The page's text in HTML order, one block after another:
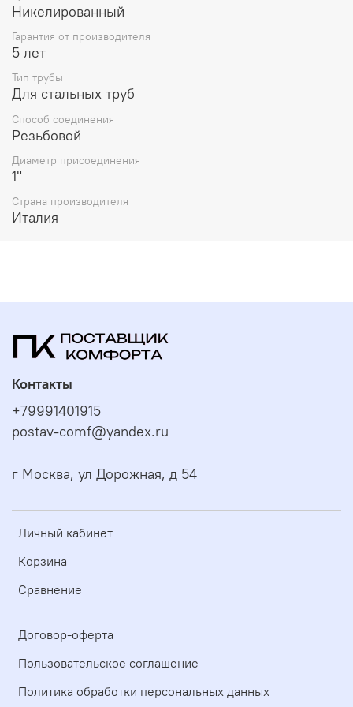
Никелированный
Гарантия от производителя
5 лет
Тип трубы
Для стальных труб
Способ соединения
Резьбовой
Диаметр присоединения
1"
Страна производителя
Италия
Личный кабинет
Корзина
Сравнение
Договор-оферта
Пользовательское соглашение
Политика обработки персональных данных
Контакты
+79991401915
postav-comf@yandex.ru
г Москва, ул Дорожная, д 54